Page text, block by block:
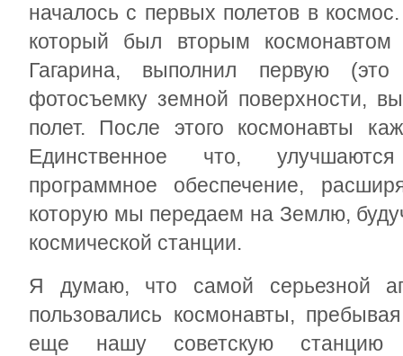
началось с первых полетов в
который был вторым
Гагарина, выполнил первую
фотосъемку земной поверхности,
полет. После этого космонавты
Единственное что,
программное обеспечение,
которую мы передаем на Землю,
космической станции.
Я думаю, что самой серьезной
пользовались космонавты,
еще нашу советскую станцию